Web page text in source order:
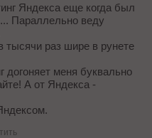
Яндекса еще когда был
Параллельно веду
тысячи раз шире в рунете
догоняет меня буквально
А от Яндекса -